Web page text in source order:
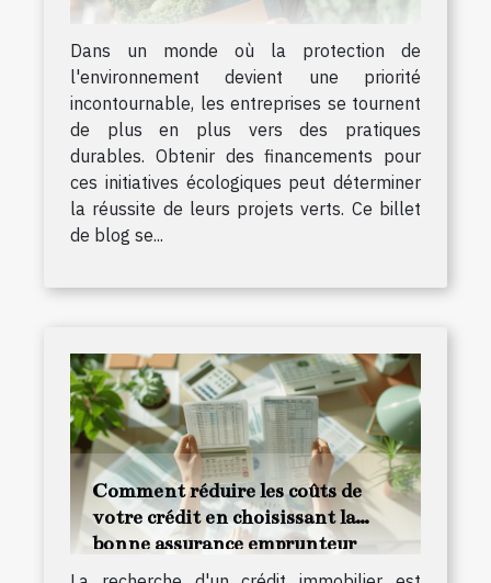
Dans un monde où la protection de
l'environnement devient une priorité
incontournable, les entreprises se tournent
de plus en plus vers des pratiques
durables. Obtenir des financements pour
ces initiatives écologiques peut déterminer
la réussite de leurs projets verts. Ce billet
de blog se...
Comment réduire les coûts de
votre crédit en choisissant la
bonne assurance emprunteur